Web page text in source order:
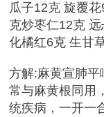
瓜子12克 旋覆
克炒枣仁12克
化橘红6克 生甘
方解:麻黄宣肺平
常与麻黄根同用
统疾病，一开一